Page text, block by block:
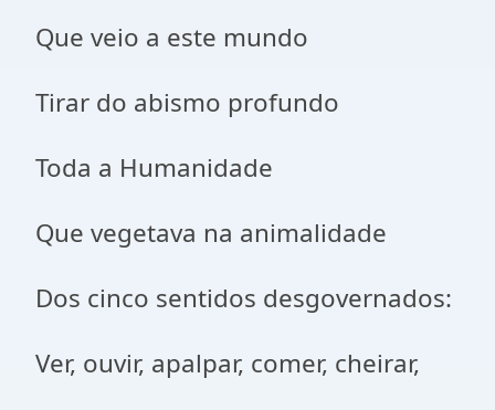
Que veio a este mundo
Tirar do abismo profundo
Toda a Humanidade
Que vegetava na animalidade
Dos cinco sentidos desgovernados:
Ver, ouvir, apalpar, comer, cheirar,